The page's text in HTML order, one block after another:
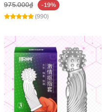
975.000₫
-19%
(990)